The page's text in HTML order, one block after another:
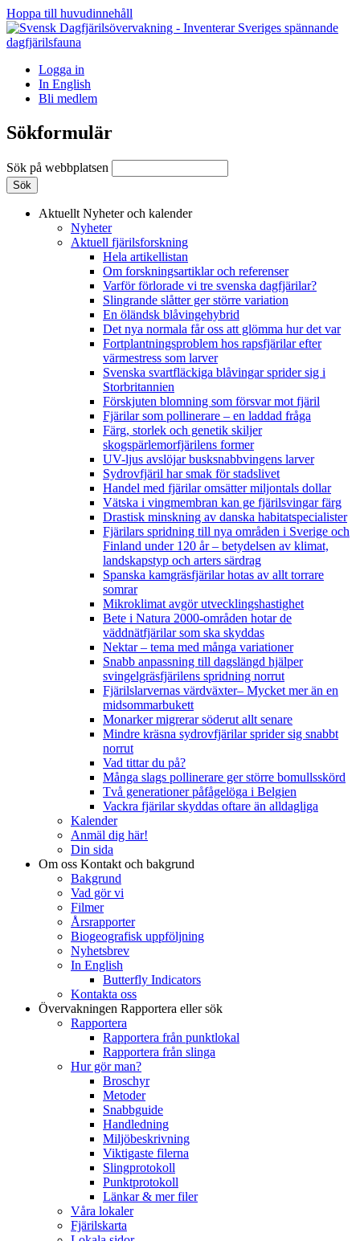
Hoppa till huvudinnehåll
Logga in
In English
Bli medlem
Sökformulär
Sök på webbplatsen
Aktuellt Nyheter och kalender
Nyheter
Aktuell fjärilsforskning
Hela artikellistan
Om forskningsartiklar och referenser
Varför förlorade vi tre svenska dagfjärilar?
Slingrande slåtter ger större variation
En öländsk blåvingehybrid
Det nya normala får oss att glömma hur det var
Fortplantningsproblem hos rapsfjärilar efter
värmestress som larver
Svenska svartfläckiga blåvingar sprider sig i
Storbritannien
Förskjuten blomning som försvar mot fjäril
Fjärilar som pollinerare – en laddad fråga
Färg, storlek och genetik skiljer
skogspärlemorfjärilens former
UV-ljus avslöjar busksnabbvingens larver
Sydrovfjäril har smak för stadslivet
Handel med fjärilar omsätter miljontals dollar
Vätska i vingmembran kan ge fjärilsvingar färg
Drastisk minskning av danska habitatspecialister
Fjärilars spridning till nya områden i Sverige och
Finland under 120 år– betydelsen av klimat,
landskapstyp och arters särdrag
Spanska kamgräsfjärilar hotas av allt torrare
somrar
Mikroklimat avgör utvecklingshastighet
Bete i Natura 2000-områden hotar de
väddnätfjärilar som ska skyddas
Nektar – tema med många variationer
Snabb anpassning till dagslängd hjälper
svingelgräsfjärilens spridning norrut
Fjärilslarvernas värdväxter– Mycket mer än en
midsommarbukett
Monarker migrerar söderut allt senare
Mindre kräsna sydrovfjärilar sprider sig snabbt
norrut
Vad tittar du på?
Många slags pollinerare ger större bomullsskörd
Två generationer påfågelöga i Belgien
Vackra fjärilar skyddas oftare än alldagliga
Kalender
Anmäl dig här!
Din sida
Om oss Kontakt och bakgrund
Bakgrund
Vad gör vi
Filmer
Årsrapporter
Biogeografisk uppföljning
Nyhetsbrev
In English
Butterfly Indicators
Kontakta oss
Övervakningen Rapportera eller sök
Rapportera
Rapportera från punktlokal
Rapportera från slinga
Hur gör man?
Broschyr
Metoder
Snabbguide
Handledning
Miljöbeskrivning
Viktigaste filerna
Slingprotokoll
Punktprotokoll
Länkar & mer filer
Våra lokaler
Fjärilskarta